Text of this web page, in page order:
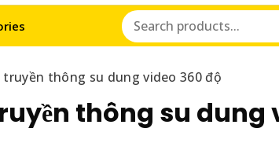
truyền thông su dung video 360 độ
thông su dung